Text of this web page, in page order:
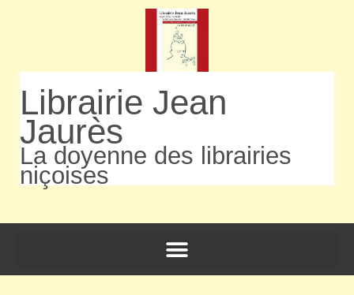
Librairie Jean
Jaurès
La doyenne des librairies
niçoises